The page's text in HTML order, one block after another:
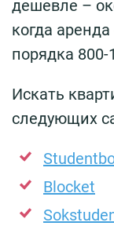
дешевле –
когда
порядка
Искать
следующих
Blocket